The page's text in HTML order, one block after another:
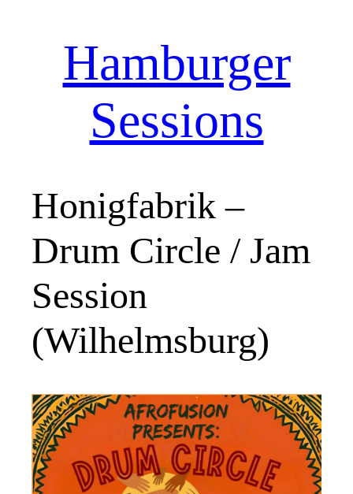
Hamburger
Sessions
Honigfabrik –
Drum Circle / Jam
Session
(Wilhelmsburg)